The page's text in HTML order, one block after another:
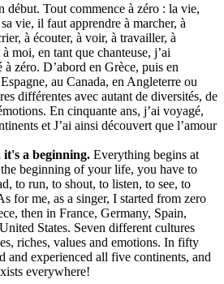
début. Tout commence à zéro : la vie,
vie, il faut apprendre à marcher, à
à écouter, à voir, à travailler, à
moi, en tant que chanteuse, j’ai
zéro. D’abord en Grèce, puis en
au Canada, en Angleterre ou
différentes avec autant de diversités, de
En cinquante ans, j’ai voyagé,
et J’ai ainsi découvert que l’amour
a beginning. Everything begins at
beginning of your life, you have to
to run, to shout, to listen, to see, to
for me, as a singer, I started from zero
then in France, Germany, Spain,
States. Seven different cultures
riches, values and emotions. In fifty
and experienced all five continents, and
everywhere!